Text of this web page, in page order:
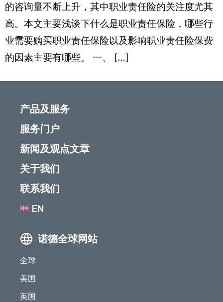
的咨询量不断上升，其中职业责任险的关注度尤其
高。本文主要浅谈下什么是职业责任保险，哪些行
业需要购买职业责任保险以及影响职业责任险保费
的因素主要有哪些。 一、 […]
产品及服务
服务门户
新闻及观点文章
关于我们
联系我们
EN
诺德全球网站
全球
美国
英国